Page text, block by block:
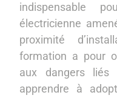
indispensable
électricienne
proximité
formation a pour
aux dangers liés
apprendre à